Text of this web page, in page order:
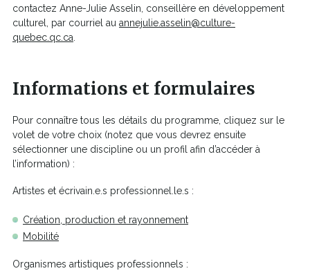
contactez Anne-Julie Asselin, conseillère en développement
culturel, par courriel au annejulie.asselin@culture-
quebec.qc.ca
Informations et formulaires
Pour connaître tous les détails du programme, cliquez sur le
volet de votre choix (notez que vous devrez ensuite
sélectionner une discipline ou un profil afin d’accéder à
l’information) :
Artistes et écrivain.e.s professionnel.le.s :
Création, production et rayonnementCe
MobilitéCe
s'ouvrira
Organismes artistiques professionnels :